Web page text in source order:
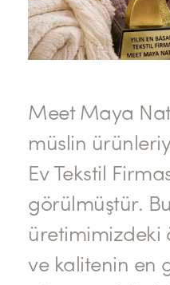
Meet Maya
müslin
Ev Tekstil
görülmüştür.
üretimimizdeki
ve kalitenin en